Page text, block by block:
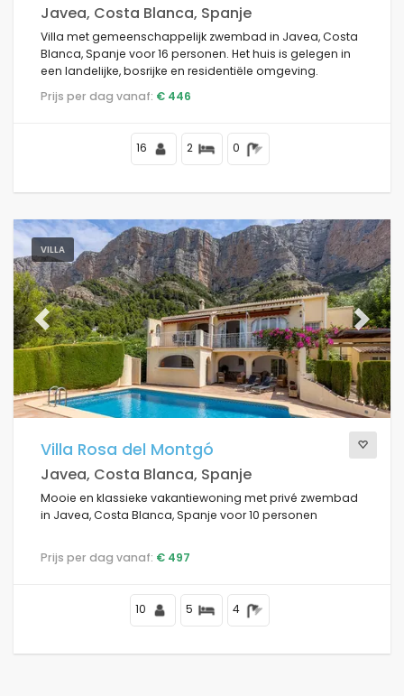
Javea, Costa Blanca, Spanje
Villa met gemeenschappelijk zwembad in Javea, Costa
Blanca, Spanje voor 16 personen. Het huis is gelegen in
een landelijke, bosrijke en residentiële omgeving.
Prijs per dag vanaf: € 446
16 2 0
VILLA
Previous Next
Villa Rosa del Montgó
Javea, Costa Blanca, Spanje
Mooie en klassieke vakantiewoning met privé zwembad
in Javea, Costa Blanca, Spanje voor 10 personen
Prijs per dag vanaf: € 497
10 5 4